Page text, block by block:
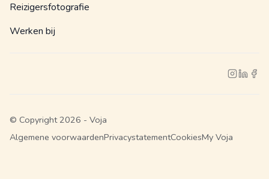
Reizigersfotografie
Werken bij
© Copyright 2026 - Voja
Algemene voorwaardenPrivacystatementCookiesMy Voja